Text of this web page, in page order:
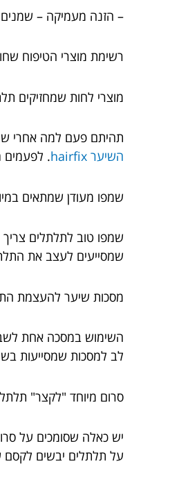
– הזנה מעמיקה – שמנים
רשימת מוצרי הטיפוח
מוצרי לחות שמחזיקים
תהיתם פעם למה אחרי
השיער hairfix
. לפעמים
שמפו מעודן שמתאים
שמסייעים לעצב את
מסכות שיער להעצמת
השימוש במסכה אחת
לב למסכות שמסייעות
סרום מיוחד "לקצר"
יש כאלה שסומכים על
על תלתלים יבשים לקסם